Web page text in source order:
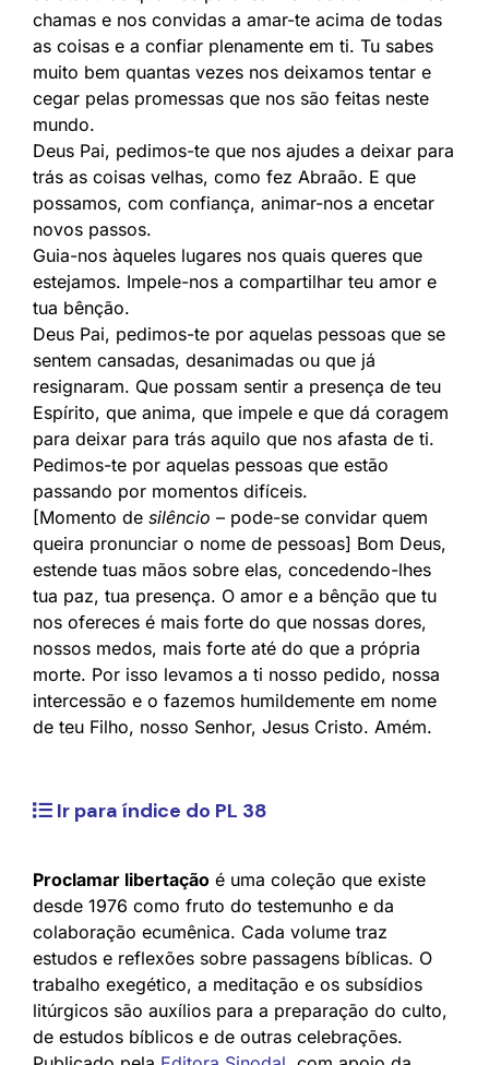
chamas e nos convidas a amar-te acima de todas
as coisas e a confiar plenamente em ti. Tu sabes
muito bem quantas vezes nos deixamos tentar e
cegar pelas promessas que nos são feitas neste
mundo.
Deus Pai, pedimos-te que nos ajudes a deixar para
trás as coisas velhas, como fez Abraão. E que
possamos, com confiança, animar-nos a encetar
novos passos.
Guia-nos àqueles lugares nos quais queres que
estejamos. Impele-nos a compartilhar teu amor e
tua bênção.
Deus Pai, pedimos-te por aquelas pessoas que se
sentem cansadas, desanimadas ou que já
resignaram. Que possam sentir a presença de teu
Espírito, que anima, que impele e que dá coragem
para deixar para trás aquilo que nos afasta de ti.
Pedimos-te por aquelas pessoas que estão
passando por momentos difíceis.
[Momento de silêncio – pode-se convidar quem
queira pronunciar o nome de pessoas] Bom Deus,
estende tuas mãos sobre elas, concedendo-lhes
tua paz, tua presença. O amor e a bênção que tu
nos ofereces é mais forte do que nossas dores,
nossos medos, mais forte até do que a própria
morte. Por isso levamos a ti nosso pedido, nossa
intercessão e o fazemos humildemente em nome
de teu Filho, nosso Senhor, Jesus Cristo. Amém.
Ir para índice do PL 38
Proclamar libertação é uma coleção que existe
desde 1976 como fruto do testemunho e da
colaboração ecumênica. Cada volume traz
estudos e reflexões sobre passagens bíblicas. O
trabalho exegético, a meditação e os subsídios
litúrgicos são auxílios para a preparação do culto,
de estudos bíblicos e de outras celebrações.